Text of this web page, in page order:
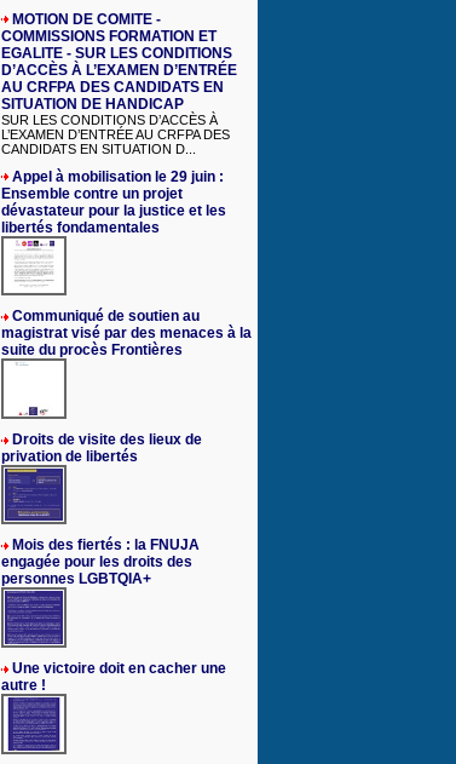
MOTION DE COMITE -
COMMISSIONS FORMATION ET
EGALITE - SUR LES CONDITIONS
D’ACCÈS À L’EXAMEN D’ENTRÉE
AU CRFPA DES CANDIDATS EN
SITUATION DE HANDICAP
SUR LES CONDITIONS D’ACCÈS À
L’EXAMEN D’ENTRÉE AU CRFPA DES
CANDIDATS EN SITUATION D...
Appel à mobilisation le 29 juin :
Ensemble contre un projet
dévastateur pour la justice et les
libertés fondamentales
Communiqué de soutien au
magistrat visé par des menaces à la
suite du procès Frontières
Droits de visite des lieux de
privation de libertés
Mois des fiertés : la FNUJA
engagée pour les droits des
personnes LGBTQIA+
Une victoire doit en cacher une
autre !